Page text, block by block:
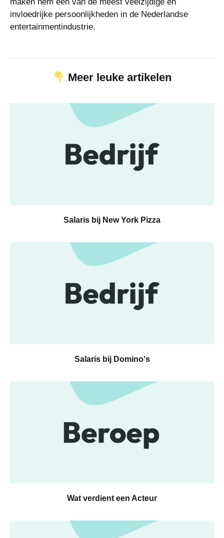
invloedrijke persoonlijkheden in de Nederlandse
entertainmentindustrie.
Meer leuke artikelen
Salaris bij New York Pizza
Salaris bij Dominoʼs
Wat verdient een Acteur